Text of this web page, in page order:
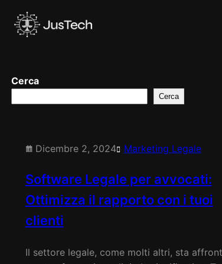
contenuto
Cerca
Cerca
Dicembre 2, 2024 Marketing Legale
Software Legale per avvocati:
Ottimizza il rapporto con i tuoi
clienti
Il settore legale, come molti altri, sta